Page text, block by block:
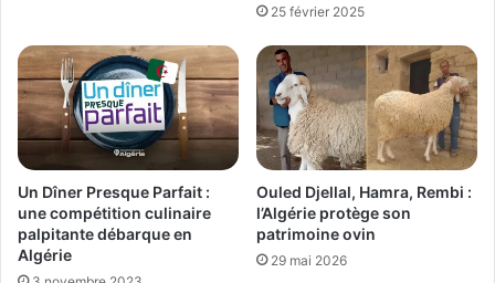
25 février 2025
Un Dîner Presque Parfait :
une compétition culinaire
palpitante débarque en
Algérie
Ouled Djellal, Hamra, Rembi :
l’Algérie protège son
patrimoine ovin
29 mai 2026